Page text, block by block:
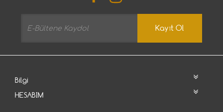
Kayıt Ol
Bilgi
HESABIM